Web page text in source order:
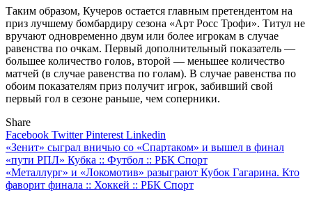
Таким образом, Кучеров остается главным претендентом на
приз лучшему бомбардиру сезона «Арт Росс Трофи». Титул не
вручают одновременно двум или более игрокам в случае
равенства по очкам. Первый дополнительный показатель —
большее количество голов, второй — меньшее количество
матчей (в случае равенства по голам). В случае равенства по
обоим показателям приз получит игрок, забивший свой
первый гол в сезоне раньше, чем соперники.
Share
Facebook TwitterPinterest Linkedin
Навигация
по
записям
«Зенит» сыграл вничью со «Спартаком» и вышел в финал
«пути РПЛ» Кубка :: Футбол :: РБК Спорт
«Металлург» и «Локомотив» разыграют Кубок Гагарина. Кто
фаворит финала :: Хоккей :: РБК Спорт